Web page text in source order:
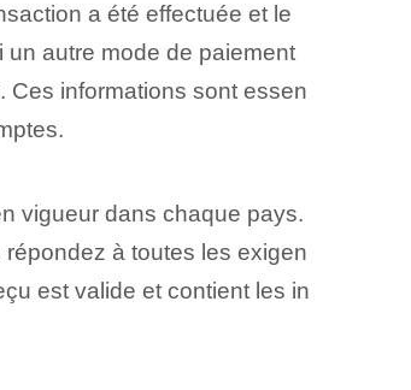
a été effectuée et le
un autre mode de paiement
Ces informations sont essen
vigueur dans chaque pays.
à toutes les exigen
est valide et contient les in